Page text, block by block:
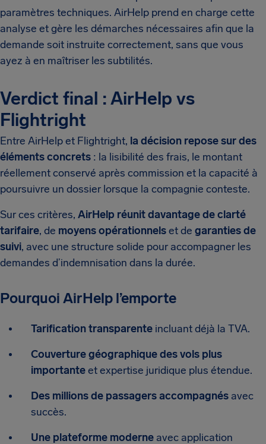
paramètres techniques. AirHelp prend en charge cette
analyse et gère les démarches nécessaires afin que la
demande soit instruite correctement, sans que vous
ayez à en maîtriser les subtilités.
Verdict final : AirHelp vs
Flightright
Entre AirHelp et Flightright, la décision repose sur des
éléments concrets : la lisibilité des frais, le montant
réellement conservé après commission et la capacité à
poursuivre un dossier lorsque la compagnie conteste.
Sur ces critères, AirHelp réunit davantage de clarté
tarifaire, de moyens opérationnelset de garanties de
suivi, avec une structure solide pour accompagner les
demandes d’indemnisation dans la durée.
Pourquoi AirHelp l’emporte
Tarification transparente incluant déjà la TVA.
Couverture géographique des vols plus
importanteet expertise juridique plus étendue.
Des millions de passagers accompagnés avec
succès.
Une plateforme moderne avec application